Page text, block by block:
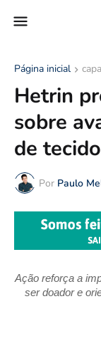
Página inicial
Hetrin
sobre
de
Por Paulo
Ação reforça a
ser doador e